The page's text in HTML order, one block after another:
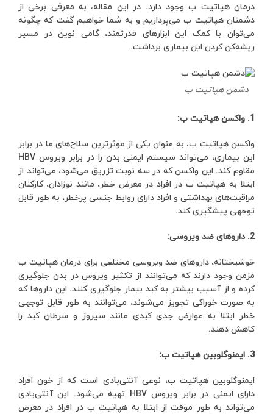
درمان هپاتیت ب وجود دارد. در این مقاله، به معرفی برخی از
دشمنان هپاتیت ب می‌پردازیم و به شما خواهیم گفت که چگونه
می‌توان با کمک این ابزارهای قدرتمند، گامی نوین در مسیر
ریشه‌کن کردن این بیماری برداشت.
دشمن هپاتیت ب
1. واکسن هپاتیت ب:
واکسن هپاتیت ب، به عنوان یکی از موثرترین سلاح‌های ما در برابر
این بیماری، می‌تواند سیستم ایمنی بدن را در برابر ویروس HBV
مقاوم کند. این واکسن که در سه نوبت تزریق می‌شود، می‌تواند از
ابتلا به هپاتیت ب در افراد در معرض خطر، مانند نوزادان، کارکنان
مراقبت‌های بهداشتی و افراد دارای روابط جنسی پرخطر، به طور قابل
توجهی پیشگیری کند.
2. داروهای ضد ویروسی:
خوشبختانه، داروهای ضد ویروسی مختلفی برای درمان هپاتیت ب
مزمن وجود دارند که می‌توانند از تکثیر ویروس در بدن جلوگیری
کرده و از آسیب بیشتر به کبد بیمار جلوگیری کنند. این داروها که
به صورت خوراکی تجویز می‌شوند، می‌توانند به طور قابل توجهی
خطر ابتلا به عوارض جدی کبدی مانند سیروز و سرطان کبد را
کاهش دهند.
3. ایمنوگلوبین هپاتیت ب:
ایمنوگلوبین هپاتیت ب، نوعی آنتی‌بادی است که از خون افراد
دارای ایمنی در برابر ویروس HBV تهیه می‌شود. این آنتی‌بادی
می‌تواند به طور موقت از ابتلا به هپاتیت ب در افراد در معرض